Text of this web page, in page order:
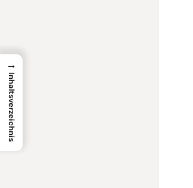
→
Inhaltsverzeichnis